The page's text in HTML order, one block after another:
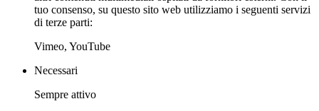
tuo consenso, su questo sito web utilizziamo i seguenti servizi
di terze parti:
Vimeo, YouTube
Necessari
Sempre attivo